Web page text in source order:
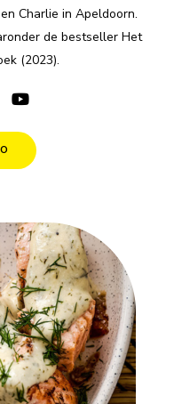
Charlie in Apeldoorn.
de bestseller Het
(2023).